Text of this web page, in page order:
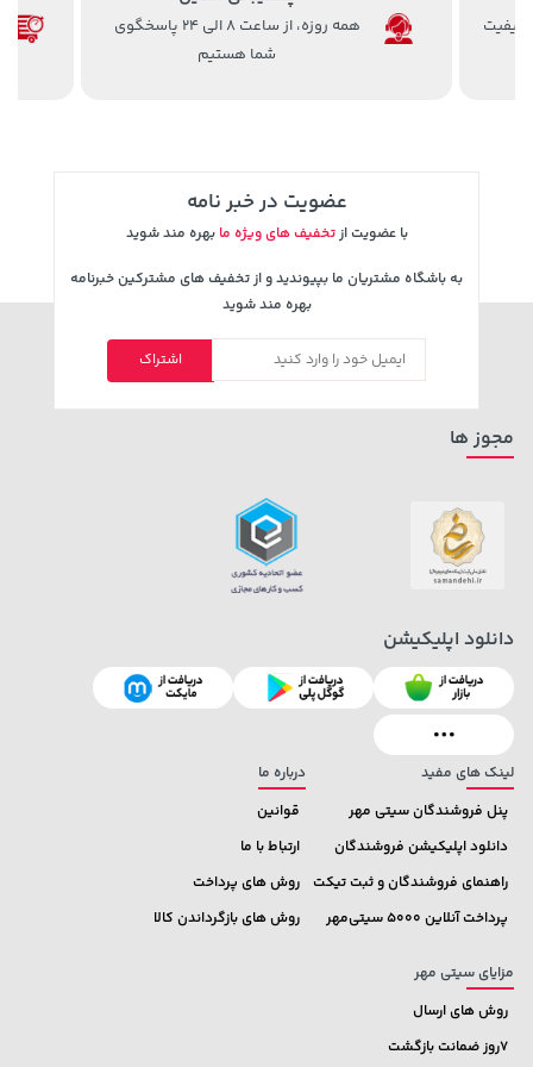
141,000 تومان
27,480,000 تومان خرید 315,900 تومان
2,579,000 تومان
3,880,000
خرید
141,000 تومان
165,900
کیفیت
همه روزه، از ساعت 8 الی 24 پاسخگوی
شما هستیم
عضویت در خبر نامه
با عضویت ازتخفیف های ویژه ما بهره مند شوید
به باشگاه مشتریان ما بپیوندید و از تخفیف های مشترکین خبرنامه
بهره مند شوید
اشتراک
لینک های مفید
پنل فروشندگان سیتی مهر
دانلود اپلیکیشن فروشندگان
راهنمای فروشندگان و ثبت تیکت
پرداخت آنلاین 5000 سیتی‌مهر
درباره ما
قوانین
ارتباط با ما
روش های پرداخت
روش های بازگرداندن کالا
مزایای سیتی مهر
روش های ارسال
7روز ضمانت بازگشت
مجوز ها
دانلود اپلیکیشن